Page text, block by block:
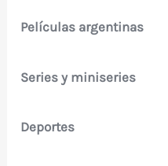
Películas argentinas
Series y miniseries
Deportes